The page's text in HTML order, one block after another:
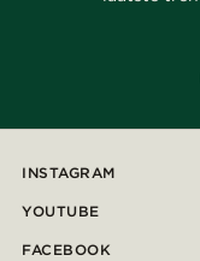
INSTAGRAM
YOUTUBE
FACEBOOK